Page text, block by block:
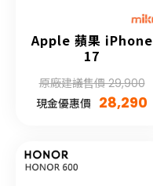
Apple 蘋果 iPhone
17
原廠建議售價 29,900
現金優惠價 28,290